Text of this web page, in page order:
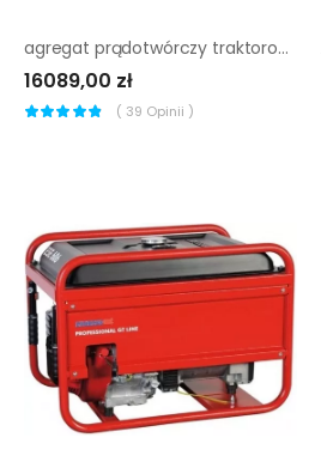
agregat prądotwórczy traktorowy Sumera Motor pro18me/4 42kva
16089,00 zł
( 39 Opinii )